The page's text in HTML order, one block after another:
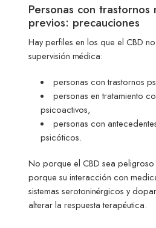
Personas con trastornos
previos: precauciones
Hay perfiles en los que el CBD
supervisión médica:
personas con trastornos
personas en tratamiento
psicoactivos,
personas con
psicóticos.
No porque el CBD sea peligroso
porque su interacción con
sistemas serotoninérgicos y
alterar la respuesta terapéutica.